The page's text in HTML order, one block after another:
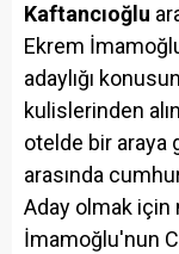
Kaftancıoğlu
Ekrem
adaylığı
kulislerinden
otelde bir araya
arasında
Aday olmak için
İmamoğlu'nun